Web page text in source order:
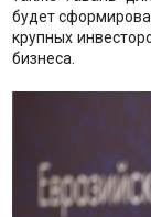
будет
крупных
бизнеса.